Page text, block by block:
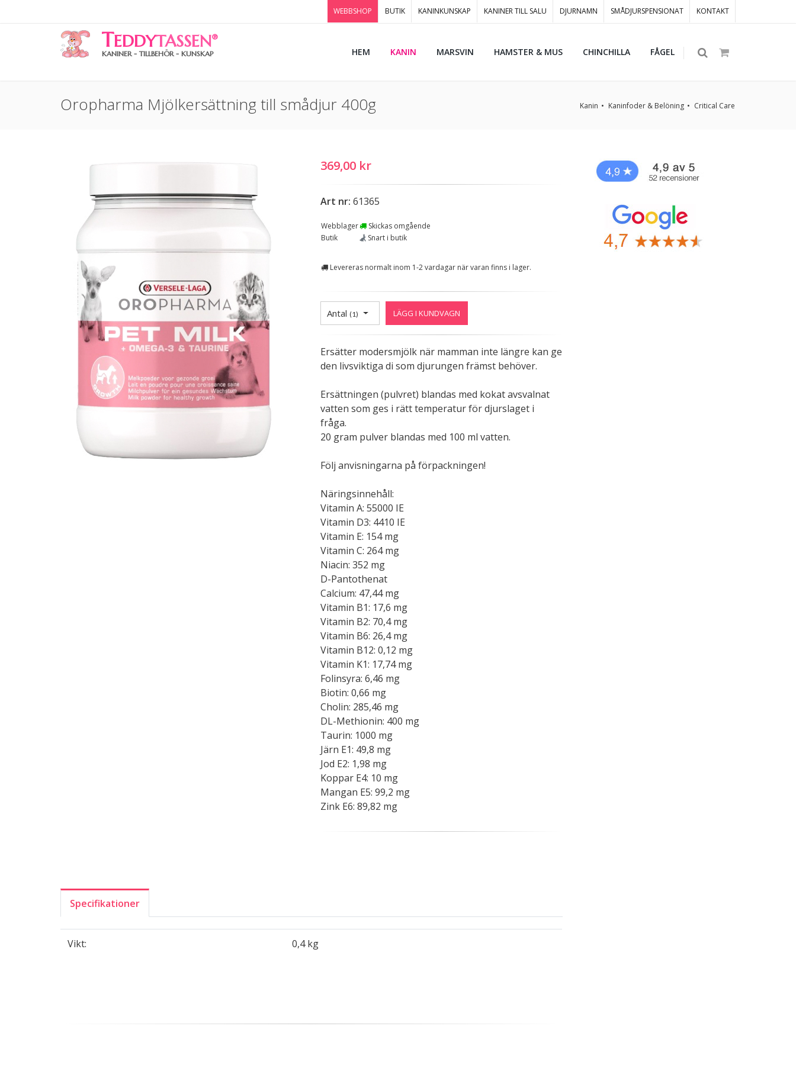
WEBBSHOP BUTIK KANINKUNSKAP KANINER TILL SALU DJURNAMN SMÅDJURSPENSIONAT KONTAKT
TEDDYTASSEN®
KANINER - TILLBEHÖR - KUNSKAP HEM KANIN MARSVIN HAMSTER & MUS CHINCHILLA FÅGEL
Oropharma Mjölkersättning till smådjur 400g Kanin Kaninfoder & Belöning Critical Care
369,00 kr
Art nr: 61365
Webblager
Skickas omgående
Butik
Snart i butik
Levereras normalt inom 1-2 vardagar när varan finns i lager.
Antal (1) LÄGG I KUNDVAGN
Ersätter modersmjölk när mamman inte längre kan ge
den livsviktiga di som djurungen främst behöver.
Ersättningen (pulvret) blandas med kokat avsvalnat
vatten som ges i rätt temperatur för djurslaget i
fråga.
20 gram pulver blandas med 100 ml vatten.
Följ anvisningarna på förpackningen!
Näringsinnehåll:
Vitamin A: 55000 IE
Vitamin D3: 4410 IE
Vitamin E: 154 mg
Vitamin C: 264 mg
Niacin: 352 mg
D-Pantothenat
Calcium: 47,44 mg
Vitamin B1: 17,6 mg
Vitamin B2: 70,4 mg
Vitamin B6: 26,4 mg
Vitamin B12: 0,12 mg
Vitamin K1: 17,74 mg
Folinsyra: 6,46 mg
Biotin: 0,66 mg
Cholin: 285,46 mg
DL-Methionin: 400 mg
Taurin: 1000 mg
Järn E1: 49,8 mg
Jod E2: 1,98 mg
Koppar E4: 10 mg
Mangan E5: 99,2 mg
Zink E6: 89,82 mg
Specifikationer
Vikt: 0,4 kg